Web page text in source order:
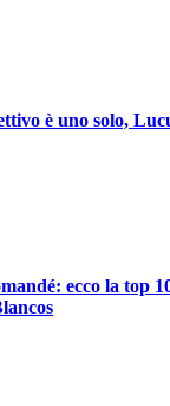
è uno solo,
ecco la top